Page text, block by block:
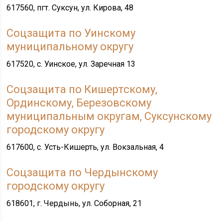
617560, пгт. Суксун, ул. Кирова, 48
Соцзащита по Уинскому
муниципальному округу
617520, с. Уинское, ул. Заречная 13
Соцзащита по Кишертскому,
Ординскому, Березовскому
муниципальным округам, Суксунскому
городскому округу
617600, с. Усть-Кишерть, ул. Вокзальная, 4
Соцзащита по Чердынскому
городскому округу
618601, г. Чердынь, ул. Соборная, 21